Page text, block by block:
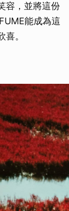
容，並將這份
能成為這
。